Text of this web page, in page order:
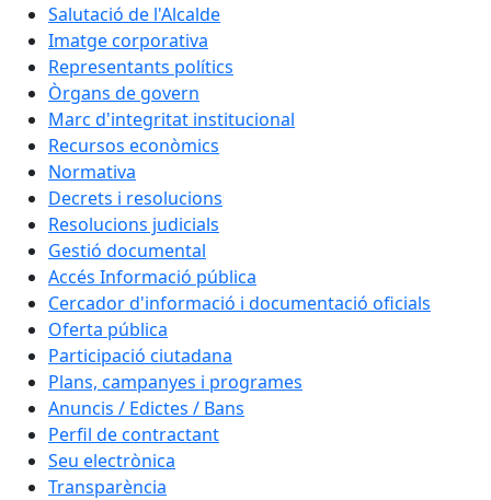
Salutació de l'Alcalde
Imatge corporativa
Representants polítics
Òrgans de govern
Marc d'integritat institucional
Recursos econòmics
Normativa
Decrets i resolucions
Resolucions judicials
Gestió documental
Accés Informació pública
Cercador d'informació i documentació oficials
Oferta pública
Participació ciutadana
Plans, campanyes i programes
Anuncis / Edictes / Bans
Perfil de contractant
Seu electrònica
Transparència